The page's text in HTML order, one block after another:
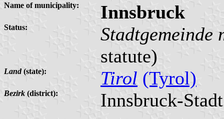
Name of municipality: Innsbruck
Status:
Stadtgemeinde
statute)
Land(state): Tirol (Tyrol)
Bezirk (district): Innsbruck-Stadt